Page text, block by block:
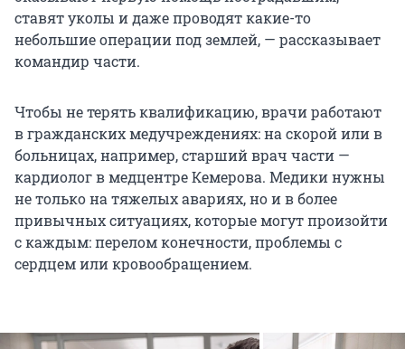
ставят уколы и даже проводят какие-то
небольшие операции под землей, — рассказывает
командир части.
Чтобы не терять квалификацию, врачи работают
в гражданских медучреждениях: на скорой или в
больницах, например, старший врач части —
кардиолог в медцентре Кемерова. Медики нужны
не только на тяжелых авариях, но и в более
привычных ситуациях, которые могут произойти
с каждым: перелом конечности, проблемы с
сердцем или кровообращением.